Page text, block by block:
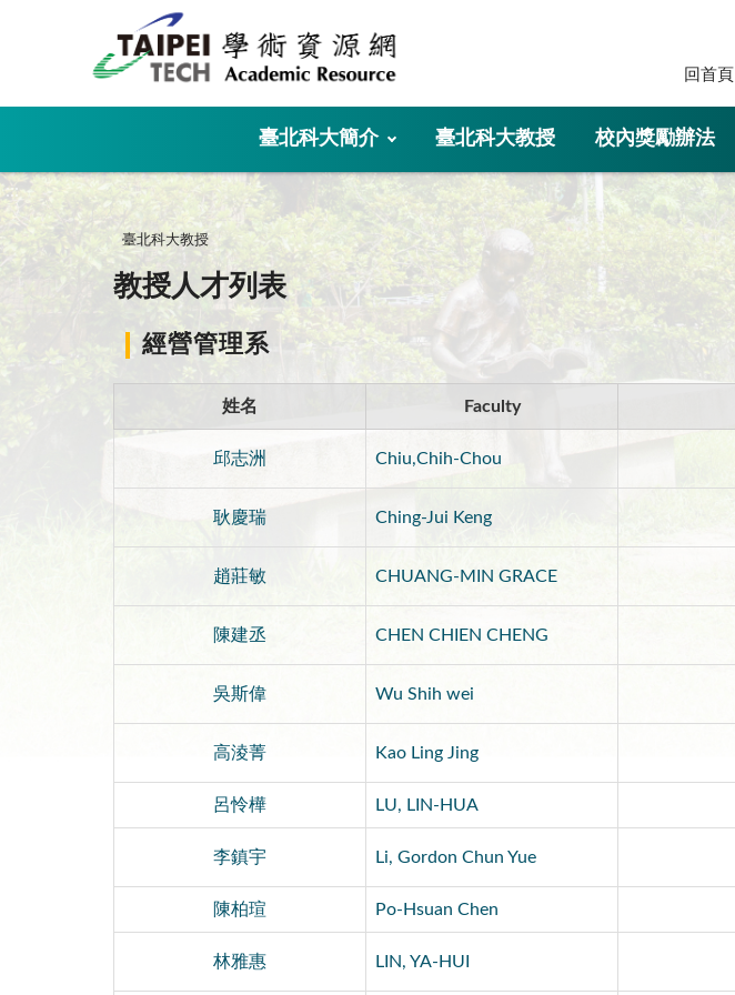
回首頁
臺北科大簡介 臺北科大教授 校內獎勵辦法
:::
臺北科大教授
教授人才列表
經營管理系
姓名 Faculty
邱志洲 Chiu,Chih-Chou
耿慶瑞 Ching-Jui Keng
趙莊敏 CHUANG-MIN GRACE
陳建丞 CHEN CHIEN CHENG
吳斯偉 Wu Shih wei
高淩菁 Kao Ling Jing
呂怜樺 LU, LIN-HUA
李鎮宇 Li, Gordon Chun Yue
陳柏瑄 Po-Hsuan Chen
林雅惠 LIN, YA-HUI